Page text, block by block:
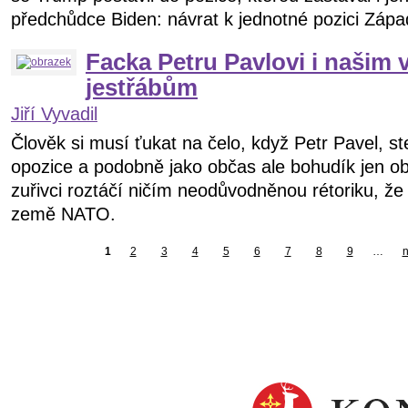
předchůdce Biden: návrat k jednotné pozici
Facka Petru Pavlovi i našim
jestřábům
Jiří Vyvadil
Člověk si musí ťukat na čelo, když Petr Pavel,
opozice a podobně jako občas ale bohudík jen
zuřivci roztáčí ničím neodůvodněnou rétoriku,
země NATO.
1 2 3 4 5 6 7 8 9 …